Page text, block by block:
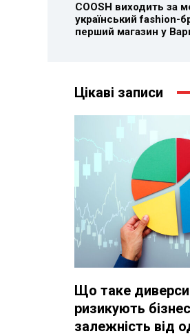
COOSH виходить за
український fashion-
перший магазин у
Цікаві записи
Що таке
ризикують
залежність від